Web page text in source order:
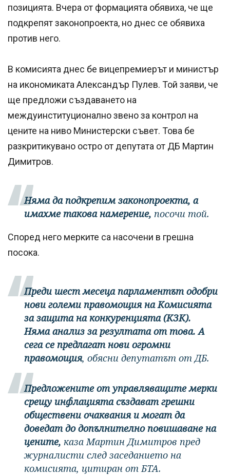
позицията. Вчера от формацията обявиха, че ще
подкрепят законопроекта, но днес се обявиха
против него.
В комисията днес бе вицепремиерът и министър
на икономиката Александър Пулев. Той заяви, че
ще предложи създаването на
междуинституционално звено за контрол на
цените на ниво Министерски съвет. Това бе
разкритикувано остро от депутата от ДБ Мартин
Димитров.
Няма да подкрепим законопроекта, а
имахме такова намерение, посочи той.
Според него мерките са насочени в грешна
посока.
Преди шест месеца парламентът одобри
нови големи правомощия на Комисията
за защита на конкуренцията (КЗК).
Няма анализ за резултата от това. А
сега се предлагат нови огромни
правомощия, обясни депутатът от ДБ.
Предложените от управляващите мерки
срещу инфлацията създават грешни
обществени очаквания и могат да
доведат до допълнително повишаване на
цените, каза Мартин Димитров пред
журналисти след заседанието на
комисията, цитиран от БТА.